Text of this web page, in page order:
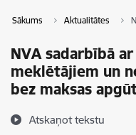
Sākums Aktualitātes
NVA sadarbībā
meklētājiem un
bez maksas
Atskaņot tekstu